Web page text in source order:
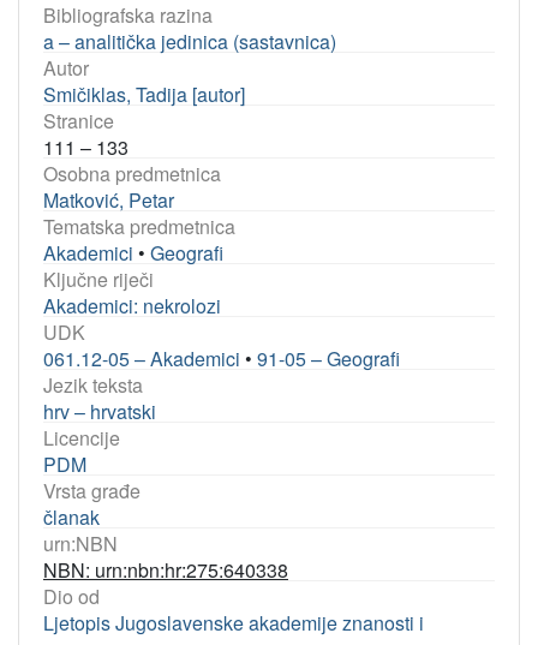
Bibliografska razina
a – analitička jedinica (sastavnica)
Autor
Smičiklas, Tadija [autor]
Stranice
111 – 133
Osobna predmetnica
Matković, Petar
Tematska predmetnica
Akademici • Geografi
Ključne riječi
Akademici: nekrolozi
UDK
061.12-05 – Akademici • 91-05 – Geografi
Jezik teksta
hrv – hrvatski
Licencije
PDM
Vrsta građe
članak
urn:NBN
NBN: urn:nbn:hr:275:640338
Dio od
Ljetopis Jugoslavenske akademije znanosti i